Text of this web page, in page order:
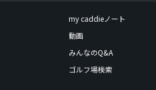
my caddieノート
動画
みんなのQ&A
ゴルフ場検索